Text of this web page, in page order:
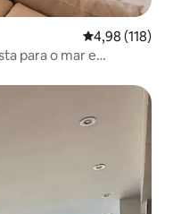
4,98 de uma
4,98 (118)
para o mar e